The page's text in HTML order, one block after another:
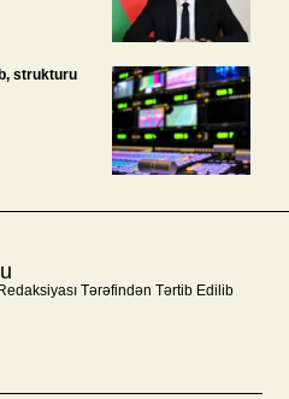
strukturu
Tərəfindən Tərtib Edilib